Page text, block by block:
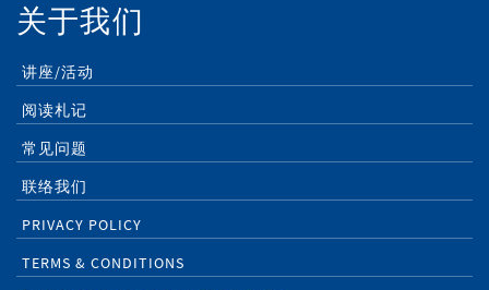
关于我们
讲座/活动
阅读札记
常见问题
联络我们
PRIVACY POLICY
TERMS & CONDITIONS